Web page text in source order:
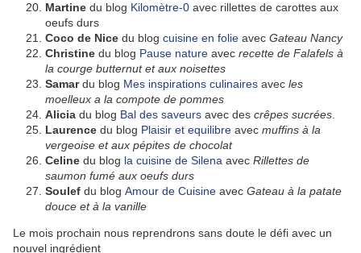
Martine du blog Kilomètre-0 avec rillettes de carottes aux
oeufs durs
Coco de Nice du blog cuisine en folie avec Gateau Nancy
Christine du blog Pause nature avec recette de Falafels à
la courge butternut et aux noisettes
Samardu blog Mes inspirations culinaires avec les
moelleux a la compote de pommes
Alicia du blog Bal des saveurs avec des crêpes sucrées
Laurence du blog Plaisir et equilibre avec muffins à la
vergeoise et aux pépites de chocolat
Celine du blog la cuisine de Silena avec Rillettes de
saumon fumé aux oeufs durs
Soulef du blog Amour de Cuisine avec Gateau à la patate
douce et à la vanille
Le mois prochain nous reprendrons sans doute le défi avec un
nouvel ingrédient